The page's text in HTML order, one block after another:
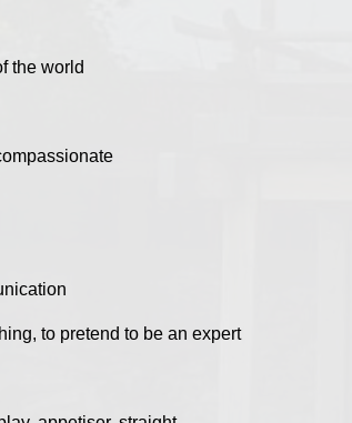
the world
to pretend to be an expert